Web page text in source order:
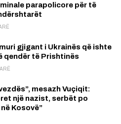
parapolicore për të
gjigant i Ukrainës që ishte
qendër të Prishtinës
mesazh Vuçiqit:
një nazist, serbët po
Kosovë”